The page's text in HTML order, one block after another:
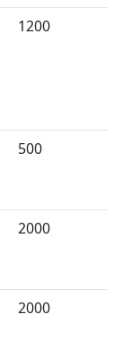
1200
500
2000
2000